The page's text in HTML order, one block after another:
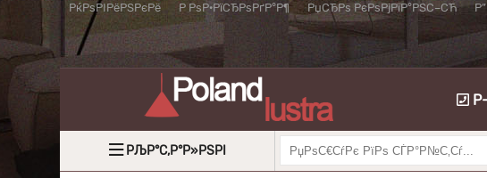
РќРѕРІРёРЅРєРё
Р РѕР·РїСЂРѕРґР°Р¶ РџСЂРѕ РєРѕРјРїР°РЅС–СЋ
РЉР°С‚Р°Р»РЅРІ